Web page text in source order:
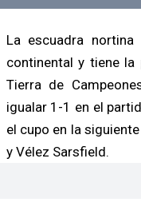
La escuadra
continental y tiene la
Tierra de
igualar 1-1 en el
el cupo en la
y Vélez Sarsfield.